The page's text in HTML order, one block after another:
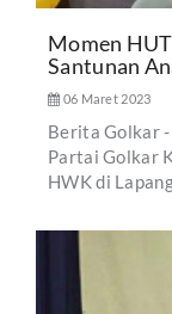
Momen
Santunan
06 Maret 2023
Berita Golkar
Partai Golkar
HWK di